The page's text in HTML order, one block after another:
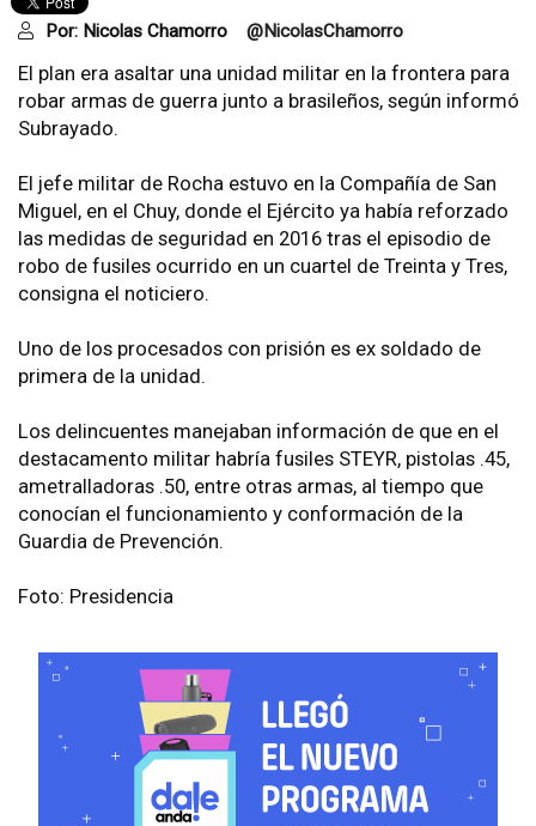
Por: Nicolas Chamorro @NicolasChamorro
El plan era asaltar una unidad militar en la frontera para
robar armas de guerra junto a brasileños, según informó
Subrayado.
El jefe militar de Rocha estuvo en la Compañía de San
Miguel, en el Chuy, donde el Ejército ya había reforzado
las medidas de seguridad en 2016 tras el episodio de
robo de fusiles ocurrido en un cuartel de Treinta y Tres,
consigna el noticiero.
Uno de los procesados con prisión es ex soldado de
primera de la unidad.
Los delincuentes manejaban información de que en el
destacamento militar habría fusiles STEYR, pistolas .45,
ametralladoras .50, entre otras armas, al tiempo que
conocían el funcionamiento y conformación de la
Guardia de Prevención.
Foto: Presidencia